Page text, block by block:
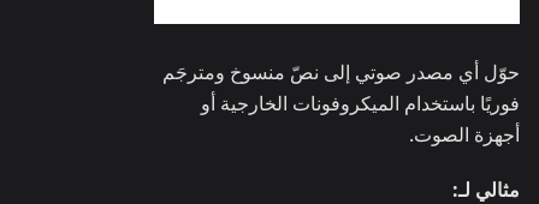
حوّل أي مصدر صوتي إلى نصّ منسوخ ومترجَم
فوريًا باستخدام الميكروفونات الخارجية أو
أجهزة الصوت.
مثالي لـ: